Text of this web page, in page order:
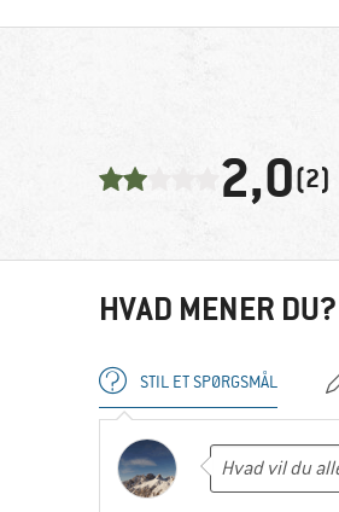
2,0(2)
HVAD MENER DU?
STIL ET SPØRGSMÅL